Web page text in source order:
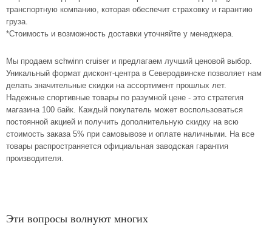
транспортную компанию, которая обеспечит страховку и гарантию
груза.
*Стоимость и возможность доставки уточняйте у менеджера.
Мы продаем schwinn cruiser и предлагаем лучший ценовой выбор.
Уникальный формат дисконт-центра в Северодвинске позволяет нам
делать значительные скидки на ассортимент прошлых лет.
Надежные спортивные товары по разумной цене - это стратегия
магазина 100 байк. Каждый покупатель может воспользоваться
постоянной акцией и получить дополнительную скидку на всю
стоимость заказа 5% при самовывозе и оплате наличными. На все
товары распространяется официальная заводская гарантия
производителя.
Эти вопросы волнуют многих